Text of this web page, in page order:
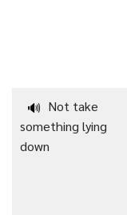
🔊 Not take
something lying
down